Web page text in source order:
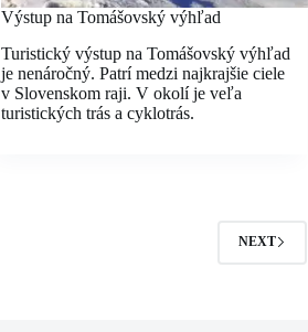
Výstup na Tomášovský výhľad
Turistický výstup na Tomášovský výhľad
je nenáročný. Patrí medzi najkrajšie ciele
v Slovenskom raji. V okolí je veľa
turistických trás a cyklotrás.
NEXT